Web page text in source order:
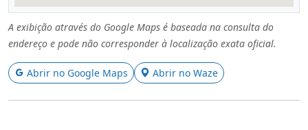
A exibição através do Google Maps é baseada na consulta do
endereço e pode não corresponder à localização exata oficial.
Abrir no Google Maps Abrir no Waze